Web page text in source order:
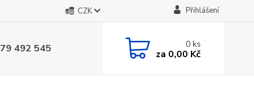
CZK Přihlášení
492 545 0ks
za 0,00 Kč